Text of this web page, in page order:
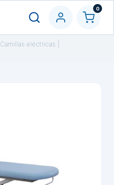
0
Camillas eléctricas